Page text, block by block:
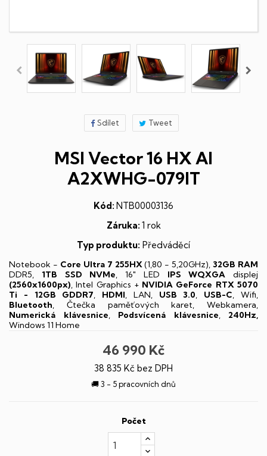
Sdílet Tweet
MSI Vector 16 HX AI
A2XWHG-079IT
Kód: NTB00003136
Záruka: 1 rok
Typ produktu: Předváděcí
Notebook - Core Ultra 7 255HX(1,80 - 5,20GHz),32GB RAM
DDR5, 1TB SSD NVMe, 16" LED IPS WQXGA displej
(2560x1600px), Intel Graphics + NVIDIA GeForce RTX 5070
Ti - 12GB GDDR7, HDMI, LAN, USB 3.0, USB-C, Wifi,
Bluetooth, Čtečka paměťových karet, Webkamera,
Numerická klávesnice, Podsvícená klávesnice, 240Hz,
Windows 11 Home
46 990 Kč
38 835 Kč bez DPH
🚚 3 - 5 pracovních dnů
Počet